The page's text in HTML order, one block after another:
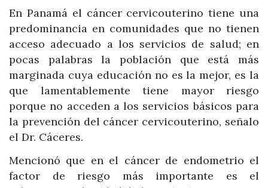
En Panamá el cáncer cervicouterino tiene una
predominancia en comunidades que no tienen
acceso adecuado a los servicios de salud; en
pocas palabras la población que está más
marginada cuya educación no es la mejor, es la
que lamentablemente tiene mayor riesgo
porque no acceden a los servicios básicos para
la prevención del cáncer cervicouterino, señalo
el Dr. Cáceres.
Mencionó que en el cáncer de endometrio el
factor de riesgo más importante es el